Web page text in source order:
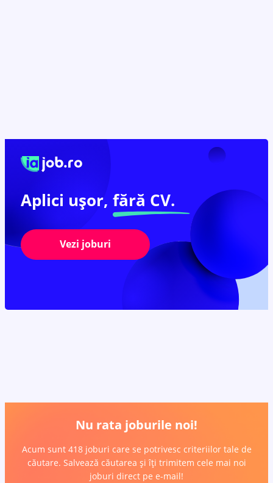
Aplici ușor, fără CV.
Vezi joburi
Nu rata joburile noi!
Acum sunt 418 joburi care se potrivesc criteriilor tale de
căutare. Salvează căutarea și îți trimitem cele mai noi
joburi direct pe e-mail!